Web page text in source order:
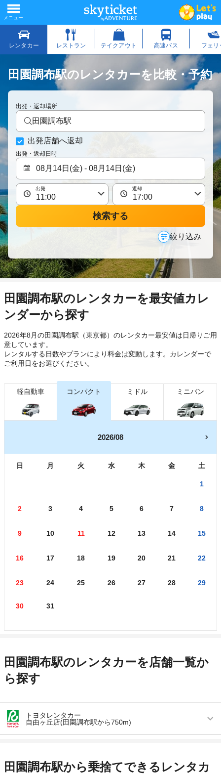
田園調布駅のレンタカーを比較・予約
出発・返却場所
田園調布駅
出発店舗へ返却
出発・返却日時
出発 返却
検索する
絞り込み
田園調布駅のレンタカーを最安値カレ
ンダーから探す
2026年8月の田園調布駅（東京都）のレンタカー最安値は日帰り ご用
意しています。
レンタルする日数やプランにより料金は変動します。カレンダーで
ご利用日をお選びください。
軽自動車 コンパクト ミドル ミニバン
2026/08
日 月 火 水 木 金 土
1
2 3 4 5 6 7 8
9 10 11 12 13 14 15
16 17 18 19 20 21 22
23 24 25 26 27 28 29
30 31
田園調布駅のレンタカーを店舗一覧か
ら探す
トヨタレンタカー
自由ヶ丘店(田園調布駅から750m)
アクセス 自由が丘駅より徒歩で約8分（送迎なし）
田園調布駅から乗捨てできるレンタカ